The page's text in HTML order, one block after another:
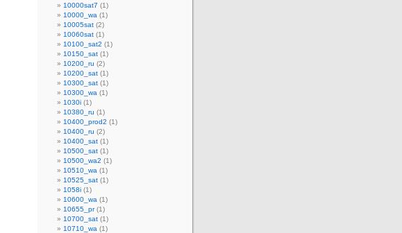
10000sat7 (1)
10000_wa (1)
10005sat (2)
10060sat (1)
10100_sat2 (1)
10150_sat (1)
10200_ru (2)
10200_sat (1)
10300_sat (1)
10300_wa (1)
1030i (1)
10380_ru (1)
10400_prod2 (1)
10400_ru (2)
10400_sat (1)
10500_sat (1)
10500_wa2 (1)
10510_wa (1)
10525_sat (1)
1058i (1)
10600_wa (1)
10655_pr(1)
10700_sat (1)
10710_wa (1)